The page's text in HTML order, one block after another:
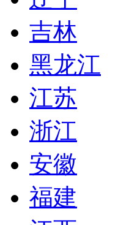
吉林
黑龙江
江苏
浙江
安徽
福建